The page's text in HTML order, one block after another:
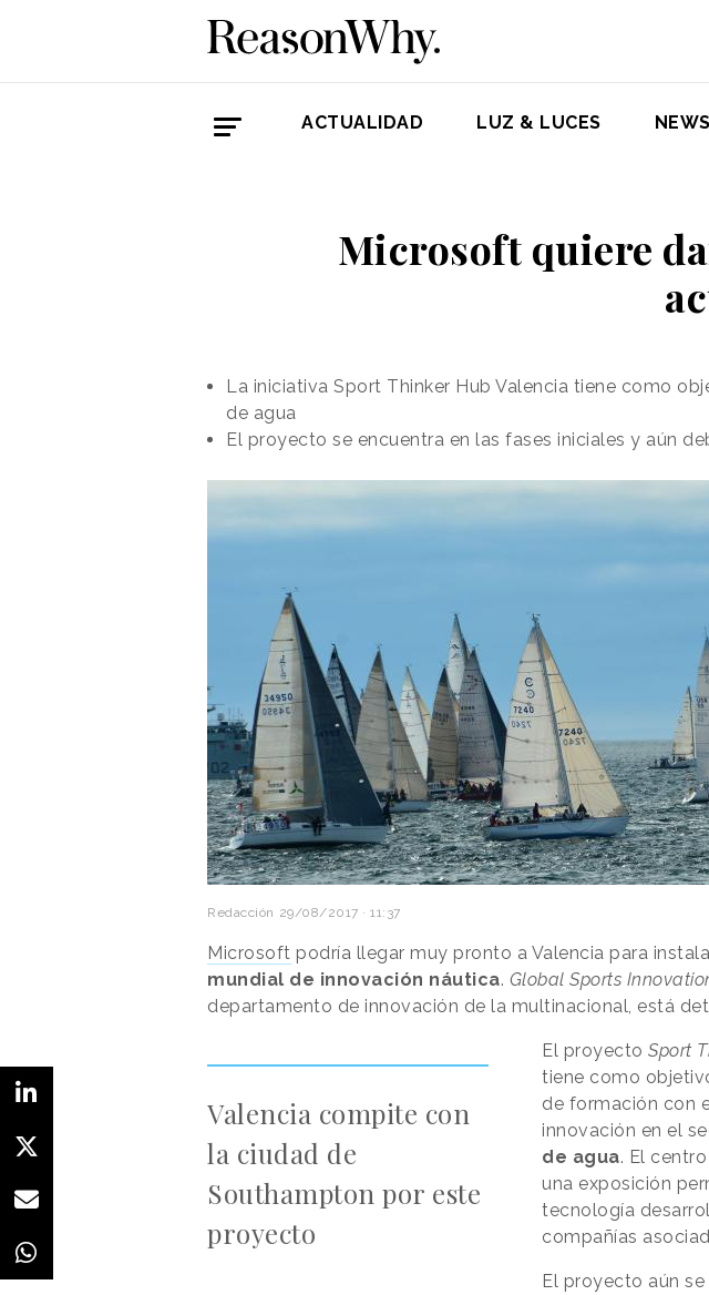
ACTUALIDAD LUZ & LUCES
Microsoft quiere
La iniciativa Sport Thinker Hub Valencia tiene como
de agua
El proyecto se encuentra en las fases iniciales y aún
Redacción 29/08/2017 · 11:37
Microsoft podría llegar muy pronto a Valencia para
mundial de innovación náutica. Global Sports
departamento de innovación de la multinacional, está
Valencia compite con
la ciudad de
Southampton por este
proyecto
El proyectoSport
tiene como
de formación con
innovación en el
de agua. El
una exposición
tecnología
compañías
El proyecto aún